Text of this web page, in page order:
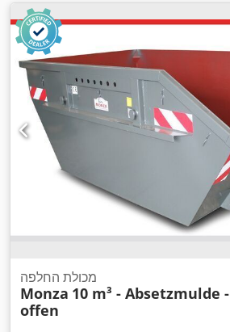
מכולת החלפה
Monza 10 m³ - Absetzmulde -
offen